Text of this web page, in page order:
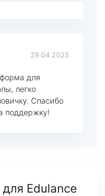
29.04.2025
для
легко
Спасибо
поддержку!
Edulance